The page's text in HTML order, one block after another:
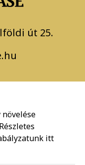
út 25.
itt